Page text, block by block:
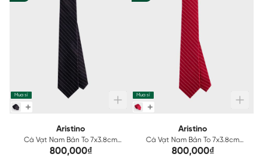
Mua sỉ
Aristino
Cà Vạt Nam Bản To 7x3.8cm
Aristino ATI0140S2
800,000₫
Mua sỉ
Aristino
Cà Vạt Nam Bản To 7x3.8cm
Aristino ATI0150S2
800,000₫